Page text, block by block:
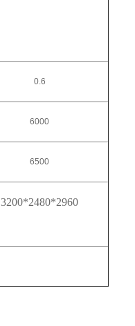
0.6
6000
6500
3200*2480*2960